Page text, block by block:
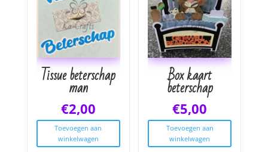
Tissue beterschap
man
€2,00
Toevoegen aan
winkelwagen
Box kaart
beterschap
€5,00
Toevoegen aan
winkelwagen